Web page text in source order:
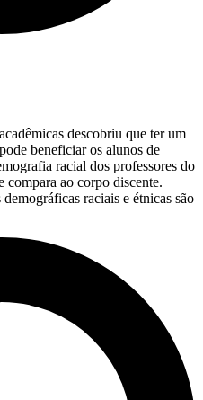
descobriu que ter um
beneficiar os alunos de
racial dos professores do
compara ao corpo discente.
raciais e étnicas são